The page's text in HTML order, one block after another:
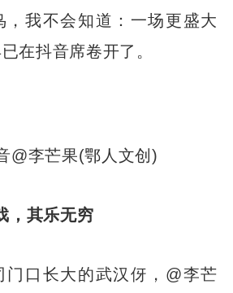
，我不会知道：一场更盛大
在抖音席卷开了。
@李芒果(鄂人文创)
，其乐无穷
口长大的武汉伢，@李芒